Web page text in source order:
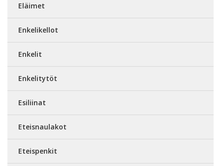
Eläimet
Enkelikellot
Enkelit
Enkelitytöt
Esiliinat
Eteisnaulakot
Eteispenkit